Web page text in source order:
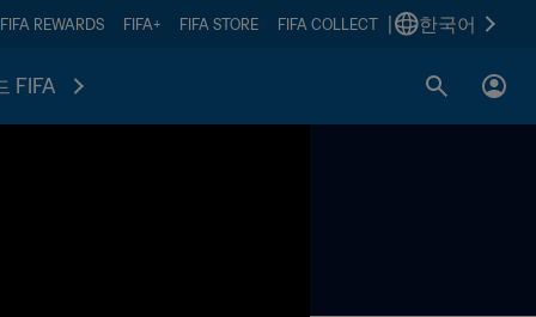
FIFA REWARDS FIFA+ FIFA STORE FIFA COLLECT 한국어
FIFA